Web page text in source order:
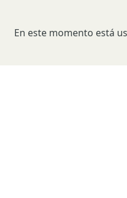
En este momento está